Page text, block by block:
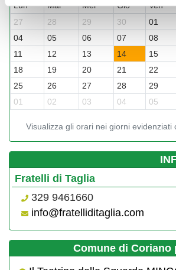
Lun
Mar Mer Gio Ven
27
28 29 30 01
04
05 06 07 08
11
12 13 14 15
18
19 20 21 22
25
26 27 28 29
01
02 03 04 05
Visualizza gli orari nei giorni evidenziati
Fratelli di Taglia
329 9461660
info@fratelliditaglia.com
Comune di Coriano